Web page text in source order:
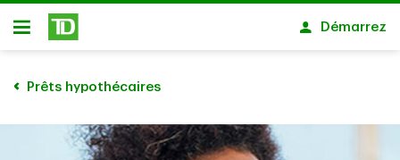
Passer au contenu principal
Ouvert
Démarrez
Prêts hypothécaires